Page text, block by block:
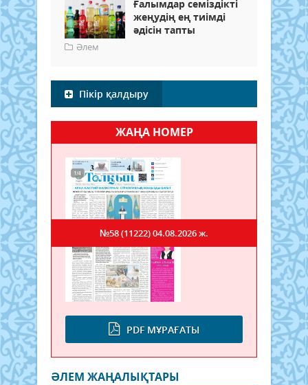
Ғалымдар семіздікті
жеңудің ең тиімді
әдісін тапты
Әлем
Пікір қалдыру
ЖАҢА НОМЕР
PDF МҰРАҒАТЫ
№58 (11222)04.08.2026 ж.
ӘЛЕМ ЖАҢАЛЫҚТАРЫ